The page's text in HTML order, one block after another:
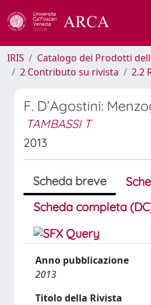
IRIS
Catalogo dei Prodotti
2 Contributo su rivista
2.2
F. D’Agostini:
TAMBASSI T
2013
Scheda breve
Scheda completa
Anno pubblicazione
2013
Titolo della Rivista